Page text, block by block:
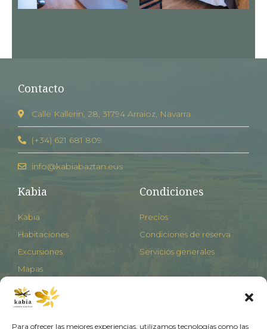
Para ofrecer las mejores experiencias, utilizamos tecnologías como las
Contacto
Calle Kallerin, 28, 31794 Arraioz, Navarra
(+34) 621 681 809
info@kabiabaztan.eus
Kabia
Kabia
Habitaciones
Excursiones
Mapas
Descubre el Baztan
Condiciones
Precios
Condiciones de reserva
Servicios generales